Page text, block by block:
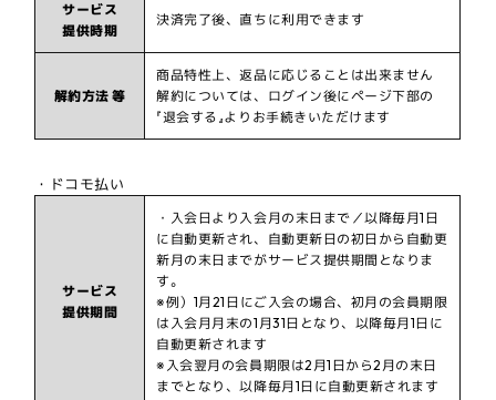
サービス
提供時期
決済完了後、直ちに利用できます
解約方法 等
商品特性上、返品に応じることは出来ません
解約については、ログイン後にページ下部の
『退会する』よりお手続きいただけます
・ドコモ払い
サービス
提供期間
・入会日より入会月の末日まで／以降毎月1日
に自動更新され、自動更新日の初日から自動更
新月の末日までがサービス提供期間となりま
す。
※例）1月21日にご入会の場合、初月の会員期限
は入会月月末の1月31日となり、以降毎月1日に
自動更新されます
※入会翌月の会員期限は2月1日から2月の末日
までとなり、以降毎月1日に自動更新されます